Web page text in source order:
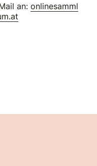
an:onlinesamml